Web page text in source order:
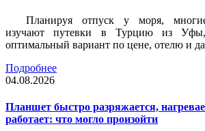
Планируя отпуск у моря,
изучают путевки в Турцию из Уфы,
оптимальный вариант по цене, отелю и
Подробнее
04.08.2026
Планшет быстро разряжается,
работает: что могло произойти